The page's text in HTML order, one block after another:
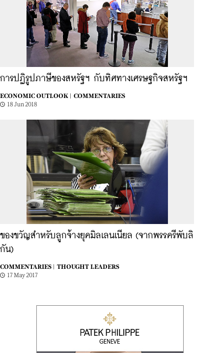
การปฏิรูปภาษีของสหรัฐฯ กับทิศทางเศรษฐกิจสหรัฐฯ
ECONOMIC OUTLOOK |
COMMENTARIES
18 Jun 2018
ของขวัญสำหรับลูกจ้างยุคมิลเลนเนียล (จากพรรครีพับลิ
กัน)
COMMENTARIES |
THOUGHT LEADERS
17 May 2017